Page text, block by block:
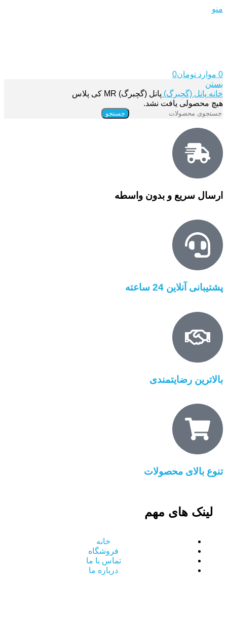
منو
0 موارد تومان0
بستن
خانه پانل (گچبرگ) پانل (گچبرگ) MR کی پلاس
هیچ محصولی یافت نشد.
جستجو
ارسال سریع و بدون واسطه
پشتیبانی آنلاین 24 ساعته
بالاترین رضایتمندی
تنوع بالای محصولات
لینک های مهم
خانه
فروشگاه
تماس با ما
درباره ما